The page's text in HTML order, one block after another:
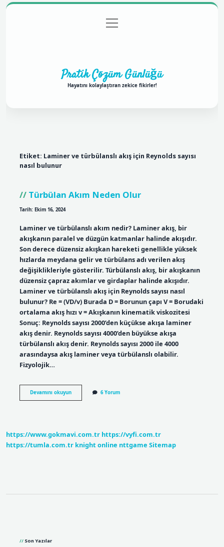
Gizlilik Politikası
menüyü
aç
Pratik Çözüm Günlüğü
Hayatını kolaylaştıran zekice fikirler!
Etiket: Laminer ve türbülanslı akış için Reynolds sayısı
nasıl bulunur
Türbülan Akım Neden Olur
Tarih: Ekim 16, 2024
Laminer ve türbülanslı akım nedir? Laminer akış, bir
akışkanın paralel ve düzgün katmanlar halinde akışıdır.
Son derece düzensiz akışkan hareketi genellikle yüksek
hızlarda meydana gelir ve türbülans adı verilen akış
değişiklikleriyle gösterilir. Türbülanslı akış, bir akışkanın
düzensiz çapraz akımlar ve girdaplar halinde akışıdır.
Laminer ve türbülanslı akış için Reynolds sayısı nasıl
bulunur? Re = (VD/v) Burada D = Borunun çapı V = Borudaki
ortalama akış hızı v = Akışkanın kinematik viskozitesi
Sonuç: Reynolds sayısı 2000’den küçükse akışa laminer
akış denir. Reynolds sayısı 4000’den büyükse akışa
türbülanslı akış denir. Reynolds sayısı 2000 ile 4000
arasındaysa akış laminer veya türbülanslı olabilir.
Fizyolojik…
Devamını okuyunTürbülan
Akım
6 Yorum
https://www.gokmavi.com.tr https://vyfi.com.tr
https://tumla.com.tr knight online nttgame Sitemap
Son Yazılar